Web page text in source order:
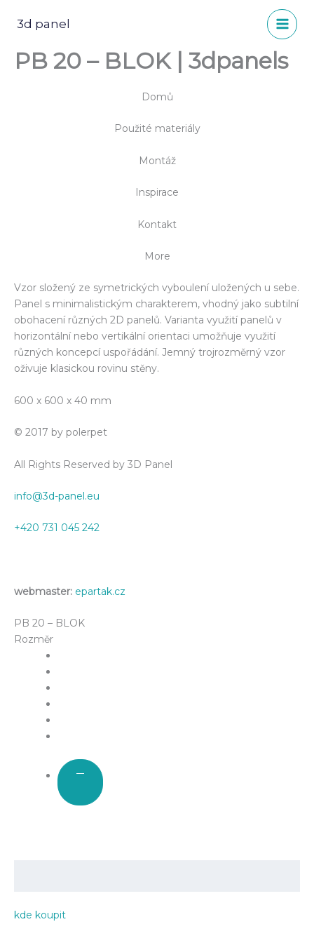
3d panel
PB 20 – BLOK | 3dpanels
Domů
Použité materiály
Montáž
Inspirace
Kontakt
More
Vzor složený ze symetrických vyboulení uložených u sebe.
Panel s minimalistickým charakterem, vhodný jako subtilní
obohacení různých 2D panelů. Varianta využití panelů v
horizontální nebo vertikální orientaci umožňuje využití
různých koncepcí uspořádání. Jemný trojrozměrný vzor
oživuje klasickou rovinu stěny.
600 x 600 x 40 mm
© 2017 by polerpet
All Rights Reserved by 3D Panel
info@3d-panel.eu
+420 731 045 242
webmaster: epartak.cz
PB 20 – BLOK
Rozměr
kde koupit